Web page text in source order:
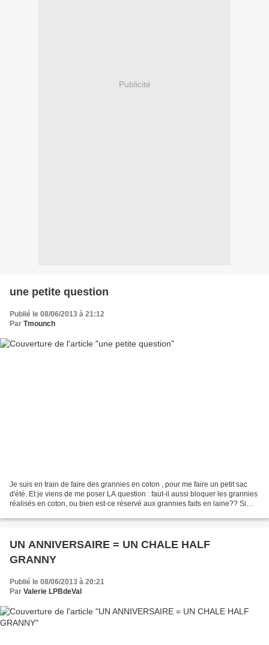
Publicité
une petite question
Publié le 08/06/2013 à 21:12
Par Tmounch
Je suis en train de faire des grannies en coton , pour me faire un petit sac
d'été. Et je viens de me poser LA question : faut-il aussi bloquer les grannies
réalisés en coton, ou bien est-ce réservé aux grannies faits en laine?? Si
UN ANNIVERSAIRE = UN CHALE HALF
GRANNY
Publié le 08/06/2013 à 20:21
Par Valerie LPBdeVal